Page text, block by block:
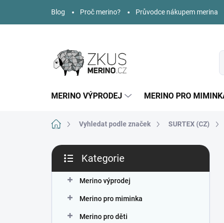
obsah
Blog Proč merino? Průvodce nákupem merina
MERINO VÝPRODEJ MERINO PRO
Domů Vyhledat podle značek SURTEX (CZ)
P
s
kategorie
Kategorie
Merino výprodej
Merino pro miminka
Merino pro děti